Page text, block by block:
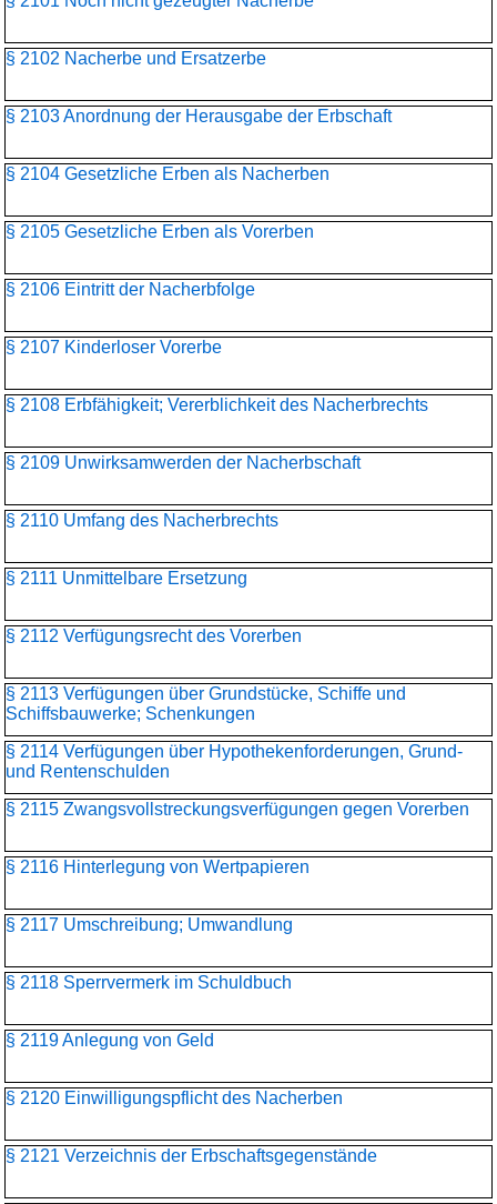
§ 2102 Nacherbe und Ersatzerbe
§ 2103 Anordnung der Herausgabe der Erbschaft
§ 2104 Gesetzliche Erben als Nacherben
§ 2105 Gesetzliche Erben als Vorerben
§ 2106 Eintritt der Nacherbfolge
§ 2107 Kinderloser Vorerbe
§ 2108 Erbfähigkeit; Vererblichkeit des Nacherbrechts
§ 2109 Unwirksamwerden der Nacherbschaft
§ 2110 Umfang des Nacherbrechts
§ 2111 Unmittelbare Ersetzung
§ 2112 Verfügungsrecht des Vorerben
§ 2113 Verfügungen über Grundstücke, Schiffe und
Schiffsbauwerke; Schenkungen
§ 2114 Verfügungen über Hypothekenforderungen, Grund-
und Rentenschulden
§ 2115 Zwangsvollstreckungs­verfügungen gegen Vorerben
§ 2116 Hinterlegung von Wertpapieren
§ 2117 Umschreibung; Umwandlung
§ 2118 Sperrvermerk im Schuldbuch
§ 2119 Anlegung von Geld
§ 2120 Einwilligungspflicht des Nacherben
§ 2121 Verzeichnis der Erbschaftsgegenstände